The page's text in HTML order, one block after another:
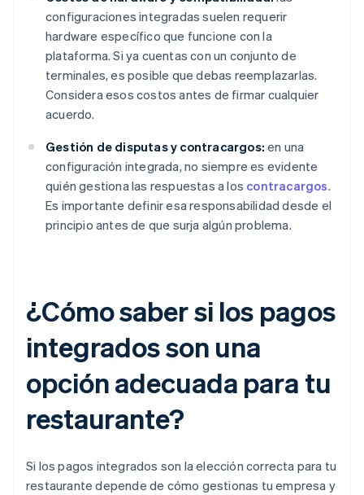
configuraciones integradas suelen requerir
hardware específico que funcione con la
plataforma. Si ya cuentas con un conjunto de
terminales, es posible que debas reemplazarlas.
Considera esos costos antes de firmar cualquier
acuerdo.
Gestión de disputas y contracargos: en una
configuración integrada, no siempre es evidente
quién gestiona las respuestas a los contracargos.
Es importante definir esa responsabilidad desde el
principio antes de que surja algún problema.
¿Cómo saber si los pagos
integrados son una
opción adecuada para tu
restaurante?
Si los pagos integrados son la elección correcta para tu
restaurante depende de cómo gestionas tu empresa y